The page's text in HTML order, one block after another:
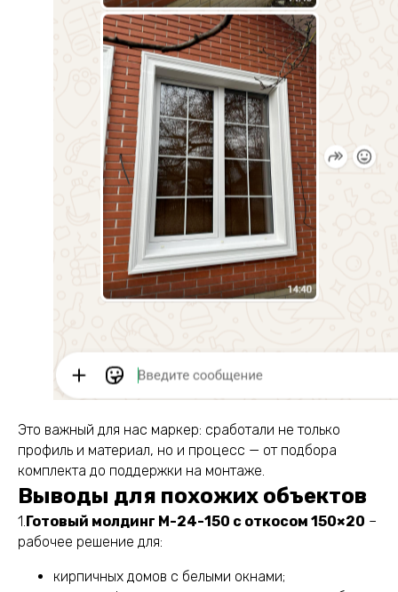
Это важный для нас маркер: сработали не только
профиль и материал, но и процесс — от подбора
комплекта до поддержки на монтаже.
Выводы для похожих объектов
1.Готовый молдинг М-24-150 с откосом 150×20 –
рабочее решение для:
кирпичных домов с белыми окнами;